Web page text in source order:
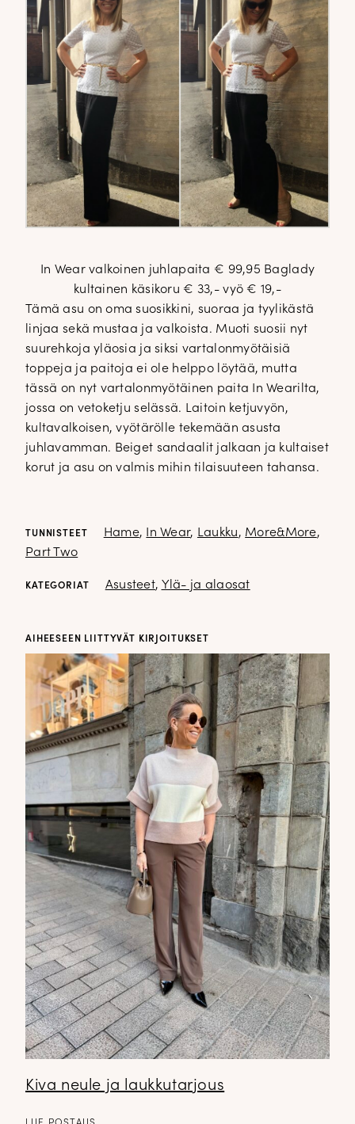
In Wear valkoinen juhlapaita € 99,95 Baglady
kultainen käsikoru € 33,- vyö € 19,-
Tämä asu on oma suosikkini, suoraa ja tyylikästä
linjaa sekä mustaa ja valkoista. Muoti suosii nyt
suurehkoja yläosia ja siksi vartalonmyötäisiä
toppeja ja paitoja ei ole helppo löytää, mutta
tässä on nyt vartalonmyötäinen paita In Wearilta,
jossa on vetoketju selässä. Laitoin ketjuvyön,
kultavalkoisen, vyötärölle tekemään asusta
juhlavamman. Beiget sandaalit jalkaan ja kultaiset
korut ja asu on valmis mihin tilaisuuteen tahansa.
TUNNISTEET Hame, In Wear, Laukku, More&More,
Part Two
KATEGORIAT Asusteet, Ylä- ja alaosat
AIHEESEEN LIITTYVÄT KIRJOITUKSET
Kiva neule ja laukkutarjous